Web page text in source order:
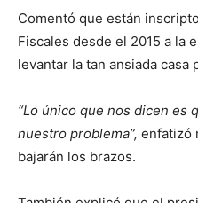
Comentó que están
Fiscales desde el 2015 a la
levantar la tan ansiada casa
“Lo único que nos dicen es
nuestro problema”, enfatizó
bajarán los brazos.